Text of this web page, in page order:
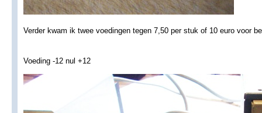
Verder kwam ik twee voedingen tegen 7,50 per stuk of 10 euro voor
Voeding -12 nul +12